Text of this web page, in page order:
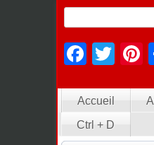
Accueil
Ctrl + D